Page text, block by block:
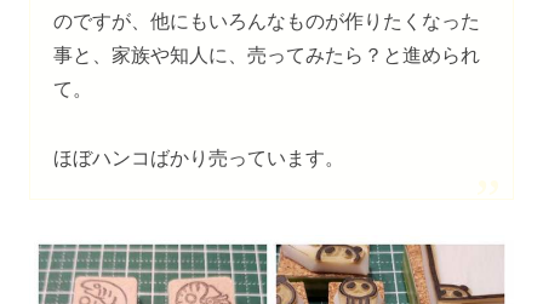
のですが、他にもいろんなものが作りたくなった
事と、家族や知人に、売ってみたら？と進められ
て。
ほぼハンコばかり売っています。